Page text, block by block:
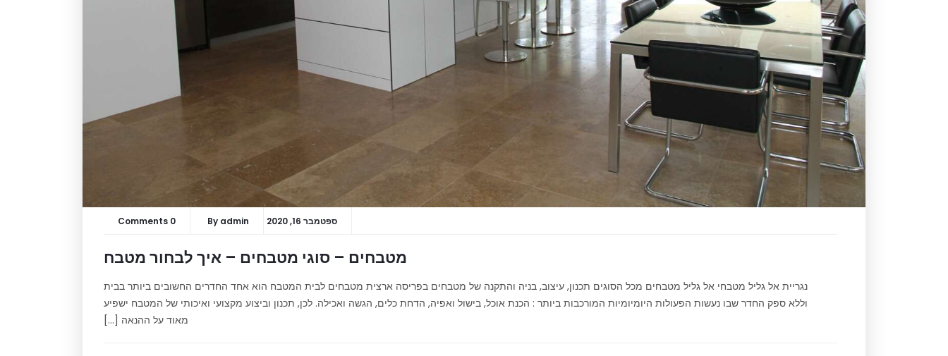
ספטמבר 16, 2020 By admin
0 Comments
מטבחים – סוגי מטבחים – איך לבחור מטבח
נגריית אל גליל מטבחי אל גליל מטבחים מכל הסוגים תכנון, עיצוב, בניה והתקנה של מטבחים בפריסה ארצית מטבחים לבית המטבח הוא אחד החדרים החשובים ביותר בבית
וללא ספק החדר שבו נעשות הפעולות היומיומיות המורכבות ביותר : הכנת אוכל, בישול ואפיה, הדחת כלים, הגשה ואכילה. לכן, תכנון וביצוע מקצועי ואיכותי של המטבח ישפיע
מאוד על ההנאה […]